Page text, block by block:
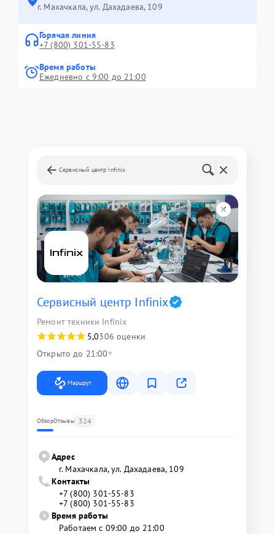
г. Махачкала, ул. Дахадаева, 109
Горячая линия
+7 (800) 301-55-83
Время работы
Ежедневно с 9:00 до 21:00
Сервисный центр Infinix
Сервисный центр Infinix
Ремонт техники Infinix
5,0306 оценки
Открыто до 21:00
Маршрут
ОбзорОтзывы 324
Адрес
г. Махачкала, ул. Дахадаева, 109
Контакты
+7 (800) 301-55-83
+7 (800) 301-55-83
Время работы
Работаем с 09:00 до 21:00